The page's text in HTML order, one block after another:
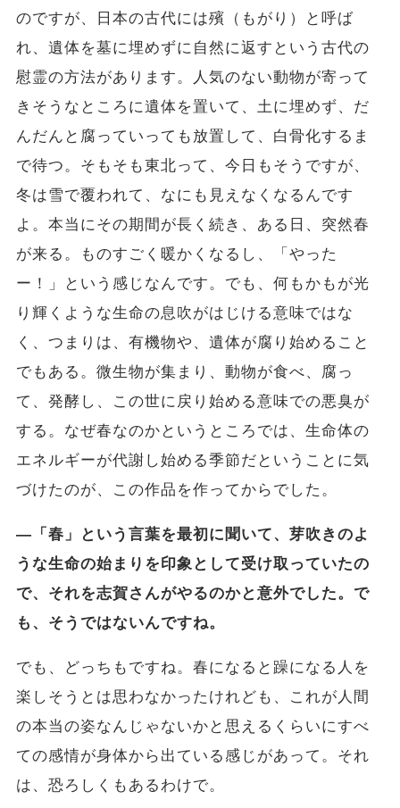
のですが、日本の古代には殯（もがり）と呼ば
れ、遺体を墓に埋めずに自然に返すという古代の
慰霊の方法があります。人気のない動物が寄って
きそうなところに遺体を置いて、土に埋めず、だ
んだんと腐っていっても放置して、白骨化するま
で待つ。そもそも東北って、今日もそうですが、
冬は雪で覆われて、なにも見えなくなるんです
よ。本当にその期間が長く続き、ある日、突然春
が来る。ものすごく暖かくなるし、「やった
ー！」という感じなんです。でも、何もかもが光
り輝くような生命の息吹がはじける意味ではな
く、つまりは、有機物や、遺体が腐り始めること
でもある。微生物が集まり、動物が食べ、腐っ
て、発酵し、この世に戻り始める意味での悪臭が
する。なぜ春なのかというところでは、生命体の
エネルギーが代謝し始める季節だということに気
づけたのが、この作品を作ってからでした。
―「春」という言葉を最初に聞いて、芽吹きのよ
うな生命の始まりを印象として受け取っていたの
で、それを志賀さんがやるのかと意外でした。で
も、そうではないんですね。
でも、どっちもですね。春になると躁になる人を
楽しそうとは思わなかったけれども、これが人間
の本当の姿なんじゃないかと思えるくらいにすべ
ての感情が身体から出ている感じがあって。それ
は、恐ろしくもあるわけで。